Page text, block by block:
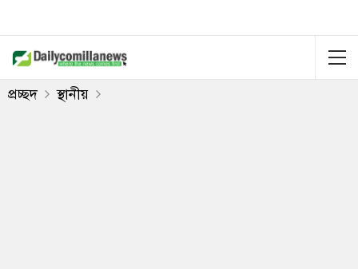
প্রচ্ছদ স্থানীয়